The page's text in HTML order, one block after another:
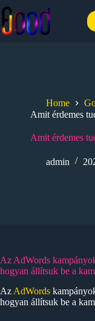
Skip
content
Home
Amit érdemes
Amit érdemes
admin
Az AdWords
hogyan állítsuk be a
Az AdWords
hogyan állítsuk be a